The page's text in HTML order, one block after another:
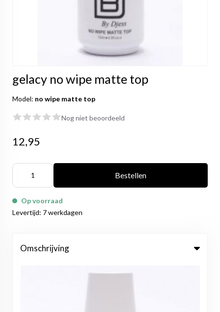
gelacy no wipe matte top
Model: no wipe matte top
Nog niet beoordeeld
12,95
Bestellen
Op voorraad
Levertijd: 7 werkdagen
Omschrijving